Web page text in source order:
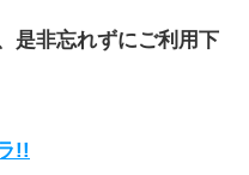
是非忘れずにご利用下
!!